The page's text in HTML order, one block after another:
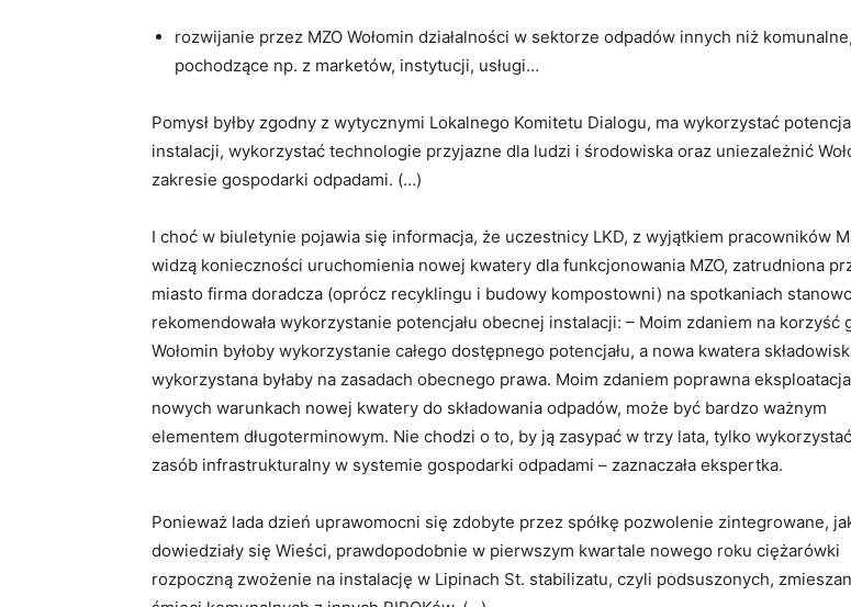
rozwijanie przez MZO Wołomin działalności w sektorze odpadów innych niż komunalne,
pochodzące np. z marketów, instytucji, usługi…
Pomysł byłby zgodny z wytycznymi Lokalnego Komitetu Dialogu, ma wykorzystać
instalacji, wykorzystać technologie przyjazne dla ludzi i środowiska oraz uniezależnić
zakresie gospodarki odpadami. (…)
I choć w biuletynie pojawia się informacja, że uczestnicy LKD, z wyjątkiem pracowników
widzą konieczności uruchomienia nowej kwatery dla funkcjonowania MZO, zatrudniona
miasto firma doradcza (oprócz recyklingu i budowy kompostowni) na spotkaniach
rekomendowała wykorzystanie potencjału obecnej instalacji: – Moim zdaniem na korzyść
Wołomin byłoby wykorzystanie całego dostępnego potencjału, a nowa kwatera
wykorzystana byłaby na zasadach obecnego prawa. Moim zdaniem poprawna
nowych warunkach nowej kwatery do składowania odpadów, może być bardzo ważnym
elementem długoterminowym. Nie chodzi o to, by ją zasypać w trzy lata, tylko
zasób infrastrukturalny w systemie gospodarki odpadami – zaznaczała ekspertka.
Ponieważ lada dzień uprawomocni się zdobyte przez spółkę pozwolenie zintegrowane,
dowiedziały się Wieści, prawdopodobnie w pierwszym kwartale nowego roku ciężarówki
rozpoczną zwożenie na instalację w Lipinach St. stabilizatu, czyli podsuszonych,